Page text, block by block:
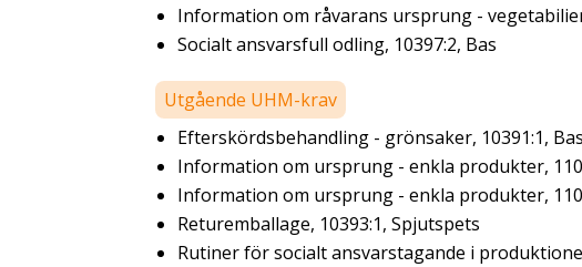
Information om råvarans ursprung -
Socialt ansvarsfull odling, 10397:2, Bas
Utgående UHM-krav
Efterskördsbehandling - grönsaker, 10391:1, Bas
Information om ursprung - enkla produkter,
Information om ursprung - enkla produkter,
Returemballage, 10393:1, Spjutspets
Rutiner för socialt ansvarstagande i